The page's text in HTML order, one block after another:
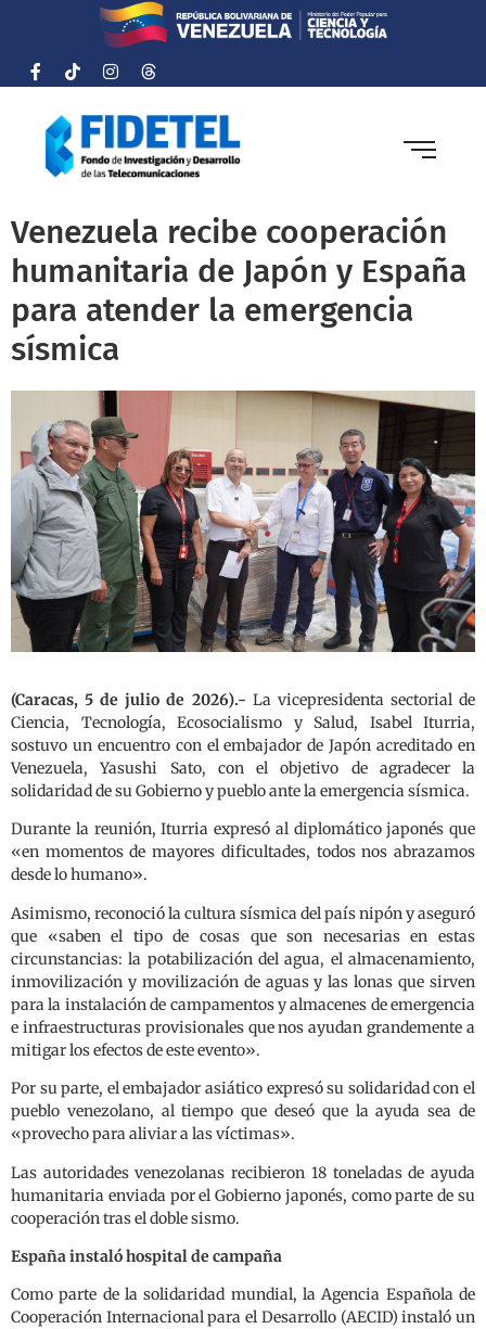
Venezuela recibe cooperación
humanitaria de Japón y España
para atender la emergencia
sísmica
(Caracas, 5 de julio de 2026).- La vicepresidenta sectorial de
Ciencia, Tecnología, Ecosocialismo y Salud, Isabel Iturria,
sostuvo un encuentro con el embajador de Japón acreditado en
Venezuela, Yasushi Sato, con el objetivo de agradecer la
solidaridad de su Gobierno y pueblo ante la emergencia sísmica.
Durante la reunión, Iturria expresó al diplomático japonés que
«en momentos de mayores dificultades, todos nos abrazamos
desde lo humano».
Asimismo, reconoció la cultura sísmica del país nipón y aseguró
que «saben el tipo de cosas que son necesarias en estas
circunstancias: la potabilización del agua, el almacenamiento,
inmovilización y movilización de aguas y las lonas que sirven
para la instalación de campamentos y almacenes de emergencia
e infraestructuras provisionales que nos ayudan grandemente a
mitigar los efectos de este evento».
Por su parte, el embajador asiático expresó su solidaridad con el
pueblo venezolano, al tiempo que deseó que la ayuda sea de
«provecho para aliviar a las víctimas».
Las autoridades venezolanas recibieron 18 toneladas de ayuda
humanitaria enviada por el Gobierno japonés, como parte de su
cooperación tras el doble sismo.
España instaló hospital de campaña
Como parte de la solidaridad mundial, la Agencia Española de
Cooperación Internacional para el Desarrollo (AECID) instaló un